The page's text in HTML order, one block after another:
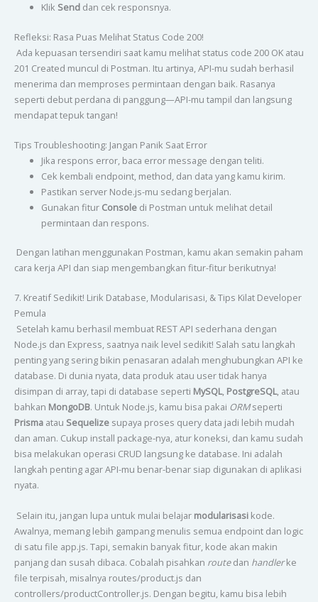
Klik Senddan cek responsnya.
Refleksi: Rasa Puas Melihat Status Code 200!
Ada kepuasan tersendiri saat kamu melihat status code 200 OK atau
201 Created muncul di Postman. Itu artinya, API-mu sudah berhasil
menerima dan memproses permintaan dengan baik. Rasanya
seperti debut perdana di panggung—API-mu tampil dan langsung
mendapat tepuk tangan!
Tips Troubleshooting: Jangan Panik Saat Error
Jika respons error, baca error message dengan teliti.
Cek kembali endpoint, method, dan data yang kamu kirim.
Pastikan server Node.js-mu sedang berjalan.
Gunakan fitur Consoledi Postman untuk melihat detail
permintaan dan respons.
Dengan latihan menggunakan Postman, kamu akan semakin paham
cara kerja API dan siap mengembangkan fitur-fitur berikutnya!
7. Kreatif Sedikit! Lirik Database, Modularisasi, & Tips Kilat Developer
Pemula
Setelah kamu berhasil membuat REST API sederhana dengan
Node.js dan Express, saatnya naik level sedikit! Salah satu langkah
penting yang sering bikin penasaran adalah menghubungkan API ke
database. Di dunia nyata, data produk atau user tidak hanya
disimpan di array, tapi di database seperti MySQL, PostgreSQL, atau
bahkan MongoDB. Untuk Node.js, kamu bisa pakai ORMseperti
Prismaatau Sequelizesupaya proses query data jadi lebih mudah
dan aman. Cukup install package-nya, atur koneksi, dan kamu sudah
bisa melakukan operasi CRUD langsung ke database. Ini adalah
langkah penting agar API-mu benar-benar siap digunakan di aplikasi
nyata.
Selain itu, jangan lupa untuk mulai belajar modularisasikode.
Awalnya, memang lebih gampang menulis semua endpoint dan logic
di satu file app.js. Tapi, semakin banyak fitur, kode akan makin
panjang dan susah dibaca. Cobalah pisahkan routedan handlerke
file terpisah, misalnya routes/product.js dan
controllers/productController.js. Dengan begitu, kamu bisa lebih